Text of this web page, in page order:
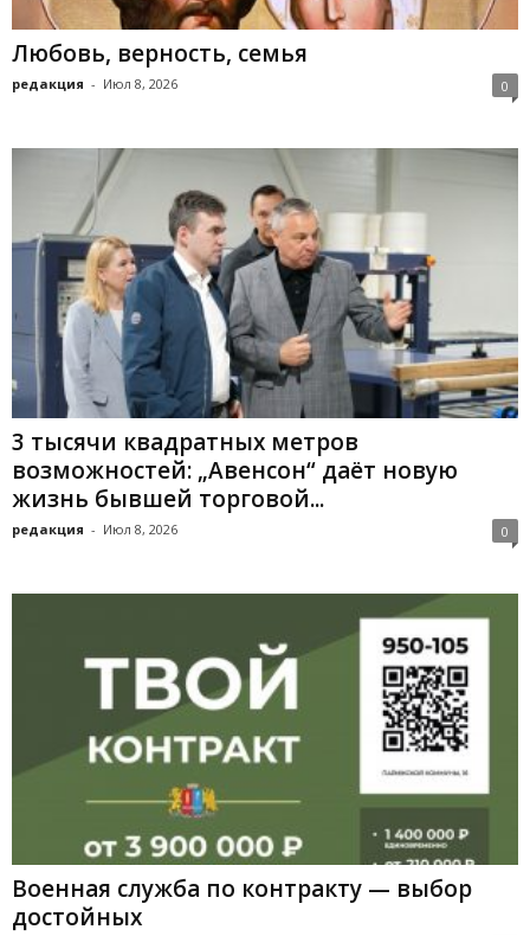
Любовь, верность, семья
редакция - Июл 8, 2026 0
3 тысячи квадратных метров
возможностей: „Авенсон“ даёт новую
жизнь бывшей торговой...
редакция - Июл 8, 2026 0
Военная служба по контракту — выбор
достойных